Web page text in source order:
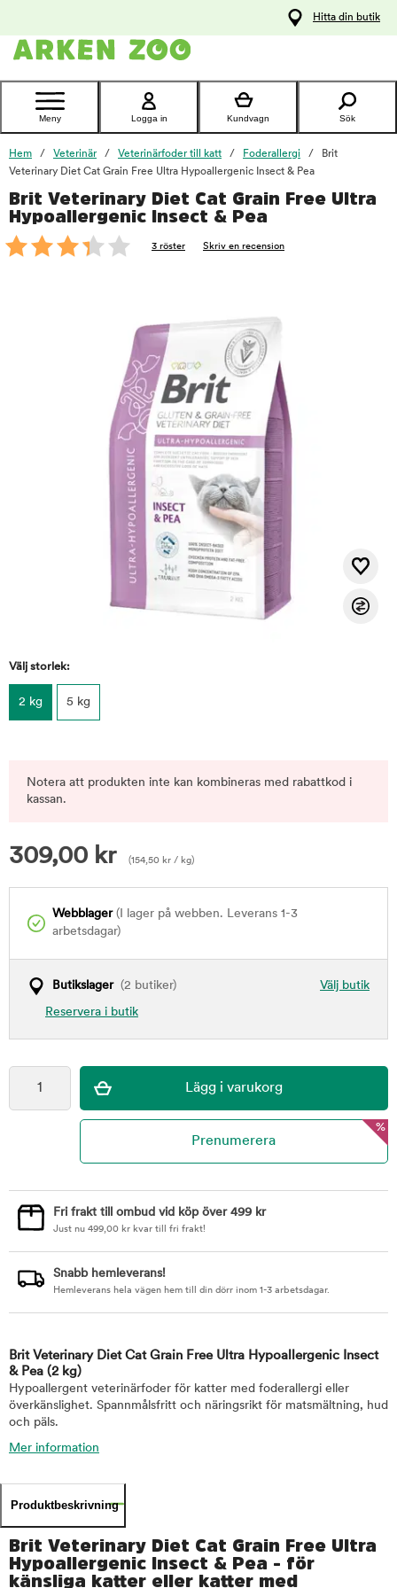
Kontakta
Hitta din butik
Meny Logga in Kundvagn Sök
Hem Veterinär Veterinärfoder till katt Foderallergi
Brit
Veterinary Diet Cat Grain Free Ultra Hypoallergenic Insect & Pea
Brit Veterinary Diet Cat Grain Free Ultra
Hypoallergenic Insect & Pea
3 röster Skriv en recension
Välj storlek:
2 kg 5 kg
Notera att produkten inte kan kombineras med rabattkod i
kassan.
309,00 kr (154,50 kr / kg)
Webblager(I lager på webben. Leverans 1-3
arbetsdagar)
Välj butik
Butikslager(2 butiker)
Reservera i butik
foo
%
Fri frakt till ombud vid köp över 499 kr
Just nu 499,00 kr kvar till fri frakt!
Snabb hemleverans!
Hemleverans hela vägen hem till din dörr inom 1-3 arbetsdagar.
Brit Veterinary Diet Cat Grain Free Ultra Hypoallergenic Insect
& Pea (2 kg)
Hypoallergent veterinärfoder för katter med foderallergi eller
överkänslighet. Spannmålsfritt och näringsrikt för matsmältning, hud
och päls.
Mer information
Produktbeskrivning
Brit Veterinary Diet Cat Grain Free Ultra
Hypoallergenic Insect & Pea - för
känsliga katter eller katter med